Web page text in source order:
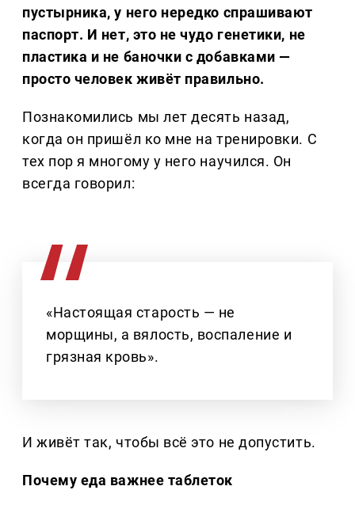
пустырника, у него нередко спрашивают
паспорт. И нет, это не чудо генетики, не
пластика и не баночки с добавками —
просто человек живёт правильно.
Познакомились мы лет десять назад,
когда он пришёл ко мне на тренировки. С
тех пор я многому у него научился. Он
всегда говорил:
«Настоящая старость — не
морщины, а вялость, воспаление и
грязная кровь».
И живёт так, чтобы всё это не допустить.
Почему еда важнее таблеток